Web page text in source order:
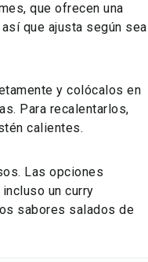
que ofrecen una
que ajusta según sea
y colócalos en
Para recalentarlos,
calientes.
Las opciones
un curry
sabores salados de